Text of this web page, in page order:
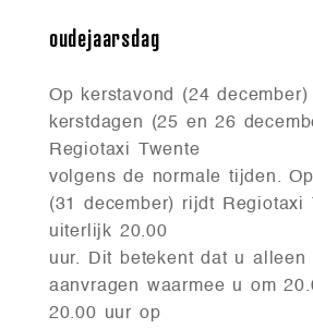
oudejaarsdag
Op kerstavond (24
kerstdagen (25 en 26
Regiotaxi Twente
volgens de normale tijden.
(31 december) rijdt Regiotaxi
uiterlijk 20.00
uur. Dit betekent dat u alleen
aanvragen waarmee u om
20.00 uur op